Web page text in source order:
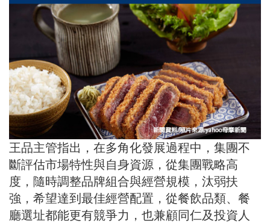
王品主管指出，在多角化發展過程中，集團不
斷評估市場特性與自身資源，從集團戰略高
度，隨時調整品牌組合與經營規模，汰弱扶
強，希望達到最佳經營配置，從餐飲品類、餐
廳選址都能更有競爭力，也兼顧同仁及投資人